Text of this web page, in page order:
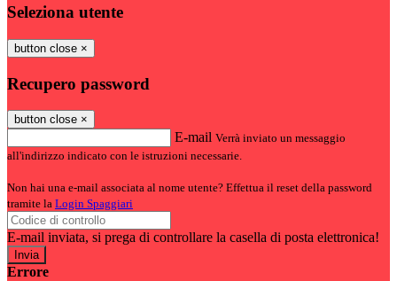
Seleziona utente
button close ×
Recupero password
button close ×
E-mail Verrà inviato un messaggio
all'indirizzo indicato con le istruzioni necessarie.
Non hai una e-mail associata al nome utente? Effettua il reset della password
tramite la Login Spaggiari
E-mail inviata, si prega di controllare la casella di posta elettronica!
Errore